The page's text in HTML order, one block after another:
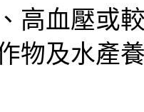
高血壓或
物及水產